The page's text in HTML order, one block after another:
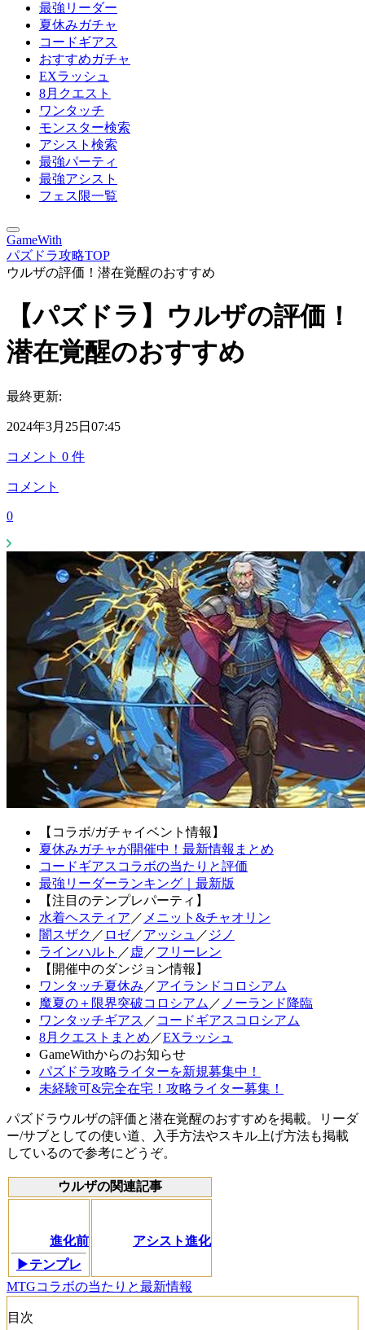
最強リーダー
夏休みガチャ
コードギアス
おすすめガチャ
EXラッシュ
8月クエスト
ワンタッチ
モンスター検索
アシスト検索
最強パーティ
最強アシスト
フェス限一覧
GameWith
パズドラ攻略TOP
ウルザの評価！潜在覚醒のおすすめ
【パズドラ】ウルザの評価！
潜在覚醒のおすすめ
最終更新:
2024年3月25日07:45
コメント 0 件
コメント
0
【コラボ/ガチャイベント情報】
夏休みガチャが開催中！最新情報まとめ
コードギアスコラボの当たりと評価
最強リーダーランキング｜最新版
【注目のテンプレパーティ】
水着ヘスティア ／ メニット&チャオリン
闇スザク ／ ロゼ／アッシュ ／ ジノ
ラインハルト ／ 虚 ／フリーレン
【開催中のダンジョン情報】
ワンタッチ夏休み ／アイランドコロシアム
魔夏の＋限界突破コロシアム ／ ノーランド降臨
ワンタッチギアス ／ コードギアスコロシアム
8月クエストまとめ ／EXラッシュ
GameWithからのお知らせ
パズドラ攻略ライターを新規募集中！
未経験可&完全在宅！攻略ライター募集！
パズドラウルザの評価と潜在覚醒のおすすめを掲載。リーダ
ー/サブとしての使い道、入手方法やスキル上げ方法も掲載
しているので参考にどうぞ。
ウルザの関連記事
進化前
▶テンプレ
アシスト進化
MTGコラボの当たりと最新情報
目次